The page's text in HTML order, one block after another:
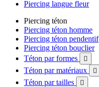
Piercing langue fleur
Piercing téton
Piercing téton homme
Piercing téton pendentif
Piercing téton bouclier
Téton par formes

Téton par matériaux 
Téton par tailles 